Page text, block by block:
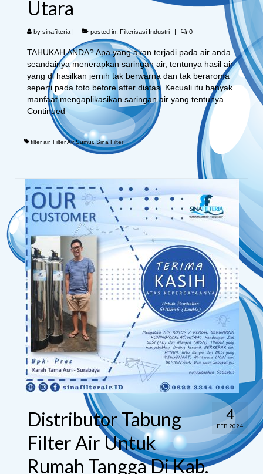
Utara
by sinafilteria | posted in: Filterisasi Industri | 0
TAHUKAH ANDA? Apa yang akan terjadi pada air anda
seandainya menerapkan saringan air, tentunya hasil air
yang di hasilkan jernih tak berwarna dan tak beraroma
seperti pada foto before after diatas. Kecuali itu banyak
manfaat mengaplikasikan saringan air yang tentunya …
Continued
filter air, Filter Air Sumur,Sina Filter
4
FEB 2024
Distributor Tabung
Filter Air Untuk
Rumah Tangga Di Kab.